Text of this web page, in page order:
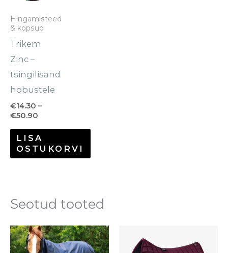
Hingamisteed
& kopsud
Trikem
Zinc –
tsingilisand
hobustele
€14.30 –
€50.90
LISA
OSTUKORVI
mitu
varianti.
Valikuid
saab
teha
tootelehel.
Seotud tooted
Sellel
tootel